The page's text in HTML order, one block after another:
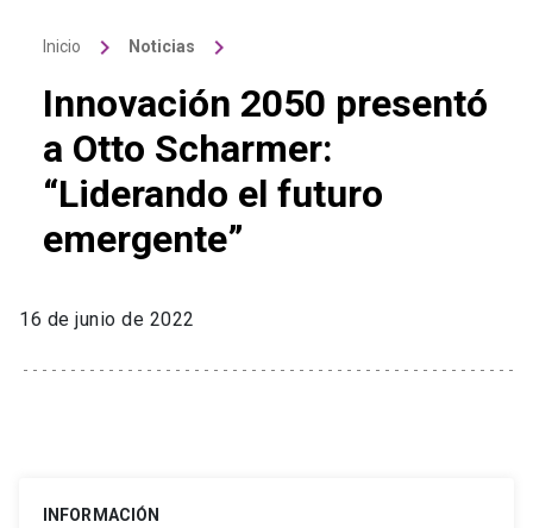
Inicio keyboard_arrow_right Noticias keyboard_arrow_right
Innovación 2050 presentó
a Otto Scharmer:
“Liderando el futuro
emergente”
16 de junio de 2022
INFORMACIÓN